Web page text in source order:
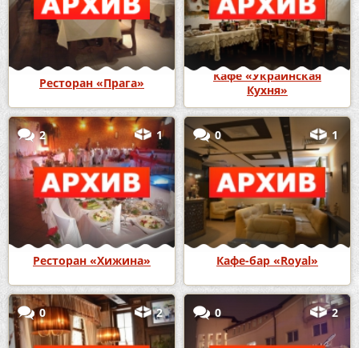
Ресторан «Прага»
Кафе «Украинская
Кухня»
2 1
Ресторан «Хижина»
0 1
Кафе-бар «Royal»
0 2 0 2